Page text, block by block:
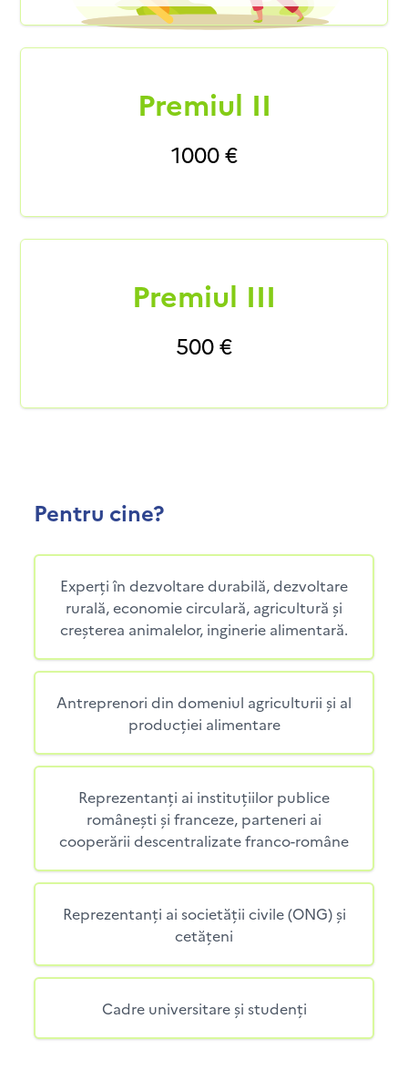
Premiul II
1000 €
Premiul III
500 €
Pentru cine?
Experți în dezvoltare durabilă, dezvoltare
rurală, economie circulară, agricultură și
creșterea animalelor, inginerie alimentară.
Antreprenori din domeniul agriculturii și al
producției alimentare
Reprezentanți ai instituțiilor publice
românești și franceze, parteneri ai
cooperării descentralizate franco-române
Reprezentanți ai societății civile (ONG) și
cetățeni
Cadre universitare și studenți